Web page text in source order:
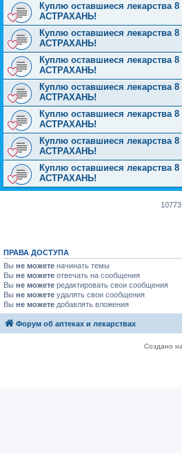
Куплю оставшиеся
АСТРАХАНЬ!
Куплю оставшиеся
АСТРАХАНЬ!
Куплю оставшиеся
АСТРАХАНЬ!
Куплю оставшиеся
АСТРАХАНЬ!
Куплю оставшиеся
АСТРАХАНЬ!
Куплю оставшиеся
АСТРАХАНЬ!
Куплю оставшиеся
АСТРАХАНЬ!
ПРАВА ДОСТУПА
Вы не можете начинать темы
Вы не можете отвечать на сообщения
Вы не можете редактировать свои сообщения
Вы не можете удалять свои сообщения
Вы не можете добавлять вложения
Форум об аптеках и лекарствах
Создано